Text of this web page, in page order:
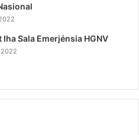
Iha Sala Emerjénsia HGNV